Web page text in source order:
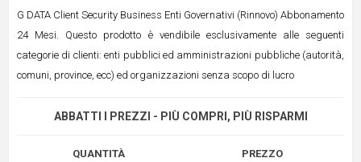
G DATA Client Security Business Enti Governativi (Rinnovo) Abbonamento
24 Mesi. Questo prodotto è vendibile esclusivamente alle seguenti
categorie di clienti: enti pubblici ed amministrazioni pubbliche (autorità,
comuni, province, ecc) ed organizzazioni senza scopo di lucro
ABBATTI I PREZZI - PIÙ COMPRI, PIÙ RISPARMI
QUANTITÀ PREZZO